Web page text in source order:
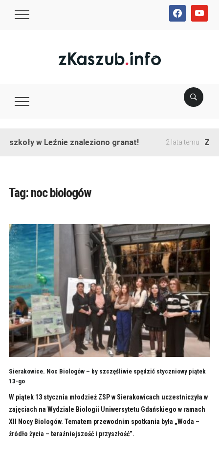
facebookyoutube
szkoły w Leźnie znaleziono granat! 2 lata temu
Tag: noc biologów
Sierakowice. Noc Biologów – by szczęśliwie spędzić styczniowy piątek
13-go
W piątek 13 stycznia młodzież ZSP w Sierakowicach uczestniczyła w
zajęciach na Wydziale Biologii Uniwersytetu Gdańskiego w ramach
XII Nocy Biologów. Tematem przewodnim spotkania była „Woda –
źródło życia – teraźniejszość i przyszłość”.